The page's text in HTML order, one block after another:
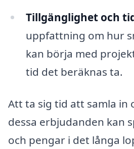
Tillgänglighet och
uppfattning om hur
kan börja med
tid det beräknas ta.
Att ta sig tid att samla in
dessa erbjudanden kan
och pengar i det långa